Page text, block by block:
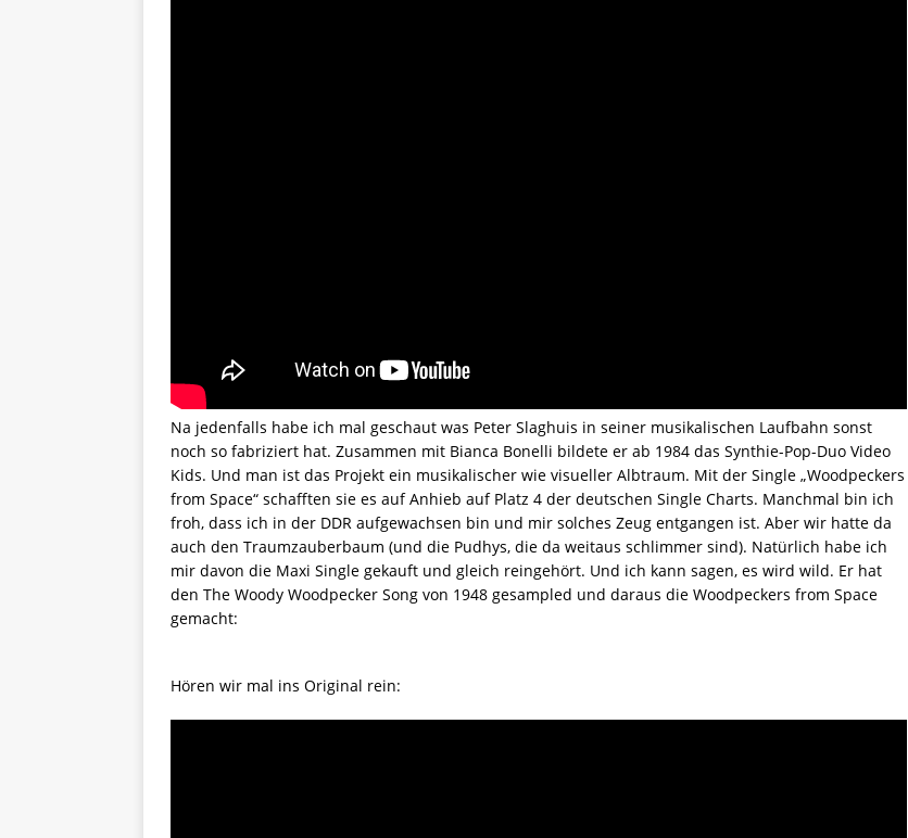
Na jedenfalls habe ich mal geschaut was Peter Slaghuis in seiner musikalischen Laufbahn sonst
noch so fabriziert hat. Zusammen mit Bianca Bonelli bildete er ab 1984 das Synthie-Pop-Duo Video
Kids. Und man ist das Projekt ein musikalischer wie visueller Albtraum. Mit der Single „Woodpeckers
from Space“ schafften sie es auf Anhieb auf Platz 4 der deutschen Single Charts. Manchmal bin ich
froh, dass ich in der DDR aufgewachsen bin und mir solches Zeug entgangen ist. Aber wir hatte da
auch den Traumzauberbaum (und die Pudhys, die da weitaus schlimmer sind). Natürlich habe ich
mir davon die Maxi Single gekauft und gleich reingehört. Und ich kann sagen, es wird wild. Er hat
den The Woody Woodpecker Song von 1948 gesampled und daraus die Woodpeckers from Space
gemacht:
Hören wir mal ins Original rein: